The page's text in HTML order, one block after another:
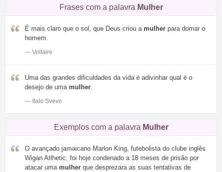
Frases com a palavra Mulher
É mais claro que o sol, que Deus criou a mulher para domar o
homem.
— Voltaire
Uma das grandes dificuldades da vida é adivinhar qual é o
desejo de uma mulher.
— Italo Svevo
Exemplos com a palavra Mulher
O avançado jamaicano Marlon King, futebolista do clube inglês
Wigan Atlhetic, foi hoje condenado a 18 meses de prisão por
atacar uma mulher que desprezara as suas tentativas de